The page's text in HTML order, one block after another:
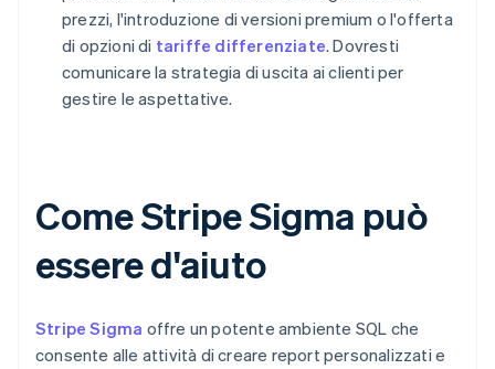
prezzi, l'introduzione di versioni premium o l'offerta
di opzioni di tariffe differenziate. Dovresti
comunicare la strategia di uscita ai clienti per
gestire le aspettative.
Come Stripe Sigma può
essere d'aiuto
Stripe Sigma offre un potente ambiente SQL che
consente alle attività di creare report personalizzati e